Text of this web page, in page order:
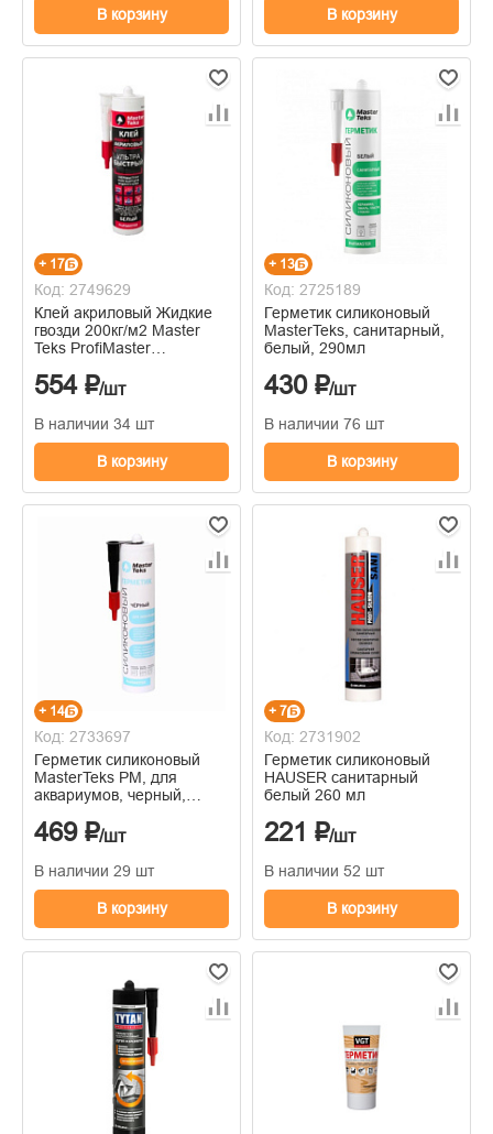
В корзину В корзину
+ 17
Код: 2749629
Клей акриловый Жидкие
гвозди 200кг/м2 Master
Teks ProfiMaster
0,427
554 ₽/шт
В наличии 34 шт
В корзину
+ 13
Код: 2725189
Герметик силиконовый
MasterTeks, санитарный,
белый, 290мл
430 ₽/шт
В наличии 76 шт
В корзину
+ 14
Код: 2733697
Герметик силиконовый
MasterTeks РМ, для
аквариумов, черный,
469 ₽/шт
В наличии 29 шт
В корзину
+ 7
Код: 2731902
Герметик силиконовый
HAUSER санитарный
белый 260 мл
221 ₽/шт
В наличии 52 шт
В корзину